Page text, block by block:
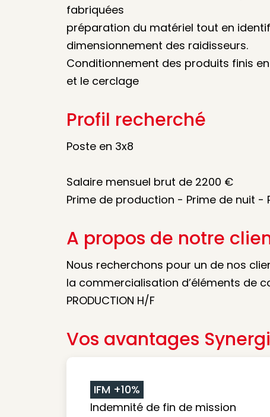
fabriquées
préparation du matériel tout en
dimensionnement des raidisseurs.
Conditionnement des produits finis
et le cerclage
Profil recherché
Poste en 3x8
Salaire mensuel brut de 2200 €
Prime de production - Prime de nuit -
A propos de notre
Nous recherchons pour un de nos
la commercialisation d’éléments de
PRODUCTION H/F
Vos avantages
IFM +10%
Indemnité de fin de mission